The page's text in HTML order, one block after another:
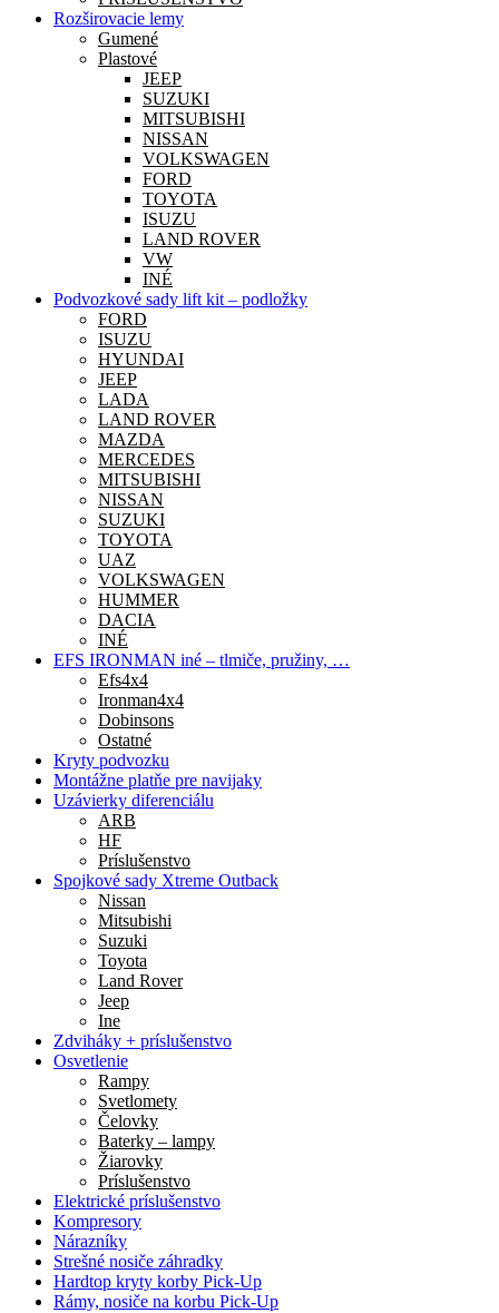
Rozširovacie lemy
Gumené
Plastové
JEEP
SUZUKI
MITSUBISHI
NISSAN
VOLKSWAGEN
FORD
TOYOTA
ISUZU
LAND ROVER
VW
INÉ
Podvozkové sady lift kit – podložky
FORD
ISUZU
HYUNDAI
JEEP
LADA
LAND ROVER
MAZDA
MERCEDES
MITSUBISHI
NISSAN
SUZUKI
TOYOTA
UAZ
VOLKSWAGEN
HUMMER
DACIA
INÉ
EFS IRONMAN iné – tlmiče, pružiny, …
Efs4x4
Ironman4x4
Dobinsons
Ostatné
Kryty podvozku
Montážne platňe pre navijaky
Uzávierky diferenciálu
ARB
HF
Príslušenstvo
Spojkové sady Xtreme Outback
Nissan
Mitsubishi
Suzuki
Toyota
Land Rover
Jeep
Ine
Zdviháky + príslušenstvo
Osvetlenie
Rampy
Svetlomety
Čelovky
Baterky – lampy
Žiarovky
Príslušenstvo
Elektrické príslušenstvo
Kompresory
Nárazníky
Strešné nosiče záhradky
Hardtop kryty korby Pick-Up
Rámy, nosiče na korbu Pick-Up